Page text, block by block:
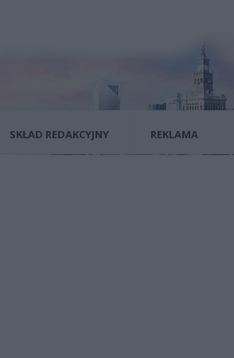
SKŁAD REDAKCYJNY REKLAMA